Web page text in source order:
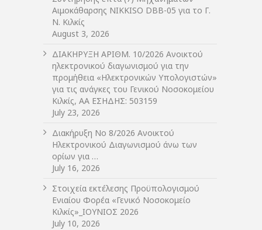
Αιμοκάθαρσης NIKKISO DBB-05 για το Γ.
Ν. Κιλκίς
August 3, 2026
ΔIΑΚΗΡΥΞΗ ΑΡIΘΜ. 10/2026 Ανοικτού
ηλεκτρονικού διαγωνισμού για την
προμήθεια «Ηλεκτρονικών Υπολογιστών»
για τις ανάγκες του Γενικού Νοσοκομείου
Κιλκίς, ΑΑ ΕΣΗΔΗΣ: 503159
July 23, 2026
Διακήρυξη Νο 8/2026 Ανοικτού
Ηλεκτρονικού Διαγωνισμού άνω των
ορίων για …
July 16, 2026
Στοιχεία εκτέλεσης Προϋπολογισμού
Ενιαίου Φορέα «Γενικό Νοσοκομείο
Κιλκίς»_ΙΟΥΝΙΟΣ 2026
July 10, 2026